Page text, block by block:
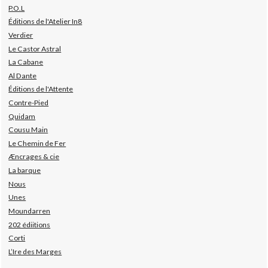
P.O.L
Éditions de l'Atelier In8
Verdier
Le Castor Astral
La Cabane
Al Dante
Éditions de l'Attente
Contre-Pied
Quidam
Cousu Main
Le Chemin de Fer
Æncrages & cie
La barque
Nous
Unes
Moundarren
202 édiitions
Corti
L’Ire des Marges